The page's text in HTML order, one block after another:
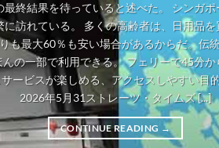
終結果を待っていると述べた。 シンガ
訪れている。 多くの高齢者は、日用品
も最大60％も安い場合があるからだ。伝
の一部で利用できる。 フェリーで45分
ービスが楽しめる、アクセスしやすい目
2026年5月31ストレーツ・タイムズ [...]
CONTINUE READING →